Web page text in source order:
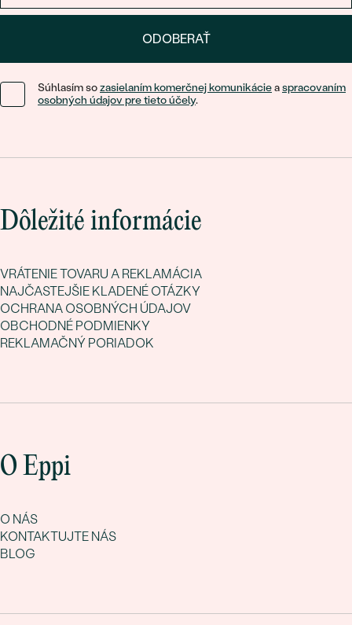
ODOBERAŤ
Súhlasím sozasielaním komerčnej komunikácieaspracovaním
osobných údajov pre tieto účely.
Dôležité informácie
VRÁTENIE TOVARU A REKLAMÁCIA
NAJČASTEJŠIE KLADENÉ OTÁZKY
OCHRANA OSOBNÝCH ÚDAJOV
OBCHODNÉ PODMIENKY
REKLAMAČNÝ PORIADOK
O Eppi
O NÁS
KONTAKTUJTE NÁS
BLOG